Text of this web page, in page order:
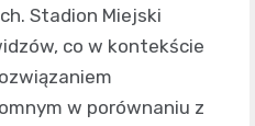
Stadion Miejski
co w kontekście
w porównaniu z